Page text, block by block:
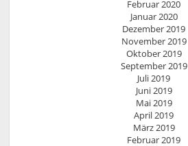
Februar 2020
Januar 2020
Dezember 2019
November 2019
Oktober 2019
September 2019
Juli 2019
Juni 2019
Mai 2019
April 2019
März 2019
Februar 2019